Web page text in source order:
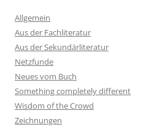
Allgemein
Aus der Fachliteratur
Aus der Sekundärliteratur
Netzfunde
Neues vom Buch
Something completely different
Wisdom of the Crowd
Zeichnungen